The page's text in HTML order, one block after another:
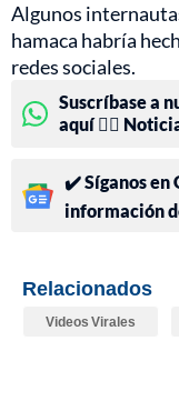
Algunos
hamaca habría
redes sociales.
Suscríbase a
aquí 👉🏻
✔️ Síganos en
información
Relacionados
Videos Virales